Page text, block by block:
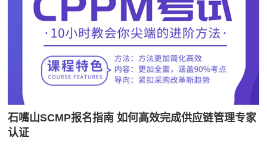
石嘴山SCMP报名指南 如何高效完成供应链管理专家
认证